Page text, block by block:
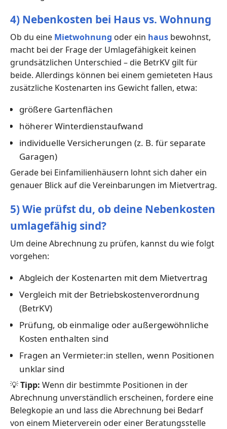
4) Nebenkosten bei Haus vs. Wohnung
Ob du eine Mietwohnung oder ein haus bewohnst,
macht bei der Frage der Umlagefähigkeit keinen
grundsätzlichen Unterschied – die BetrKV gilt für
beide. Allerdings können bei einem gemieteten Haus
zusätzliche Kostenarten ins Gewicht fallen, etwa:
größere Gartenflächen
höherer Winterdienstaufwand
individuelle Versicherungen (z. B. für separate
Garagen)
Gerade bei Einfamilienhäusern lohnt sich daher ein
genauer Blick auf die Vereinbarungen im Mietvertrag.
5) Wie prüfst du, ob deine Nebenkosten
umlagefähig sind?
Um deine Abrechnung zu prüfen, kannst du wie folgt
vorgehen:
Abgleich der Kostenarten mit dem Mietvertrag
Vergleich mit der Betriebskostenverordnung
(BetrKV)
Prüfung, ob einmalige oder außergewöhnliche
Kosten enthalten sind
Fragen an Vermieter:in stellen, wenn Positionen
unklar sind
💡Tipp: Wenn dir bestimmte Positionen in der
Abrechnung unverständlich erscheinen, fordere eine
Belegkopie an und lass die Abrechnung bei Bedarf
von einem Mieterverein oder einer Beratungsstelle